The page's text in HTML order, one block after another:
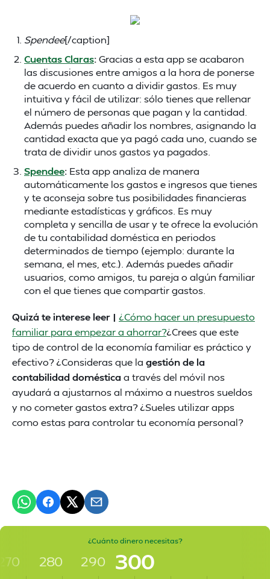
Spendee[/caption]
Cuentas Claras:Gracias a esta app se acabaron
las discusiones entre amigos a la hora de ponerse
de acuerdo en cuanto a dividir gastos. Es muy
intuitiva y fácil de utilizar: sólo tienes que rellenar
el número de personas que pagan y la cantidad.
Además puedes añadir los nombres, asignando la
cantidad exacta que ya pagó cada uno, cuando se
trata de dividir unos gastos ya pagados.
Spendee: Esta app analiza de manera
automáticamente los gastos e ingresos que tienes
y te aconseja sobre tus posibilidades financieras
mediante estadísticas y gráficos. Es muy
completa y sencilla de usar y te ofrece la evolución
de tu contabilidad doméstica en periodos
determinados de tiempo (ejemplo: durante la
semana, el mes, etc.). Además puedes añadir
usuarios, como amigos, tu pareja o algún familiar
con el que tienes que compartir gastos.
Quizá te interese leer | ¿Cómo hacer un presupuesto
familiar para empezar a ahorrar?¿Crees que este
tipo de control de la economía familiar es práctico y
efectivo? ¿Consideras que la gestión de la
contabilidad doméstica a través del móvil nos
ayudará a ajustarnos al máximo a nuestros sueldos
y no cometer gastos extra? ¿Sueles utilizar apps
como estas para controlar tu economía personal?
¿Cuánto dinero necesitas?
280 290 300